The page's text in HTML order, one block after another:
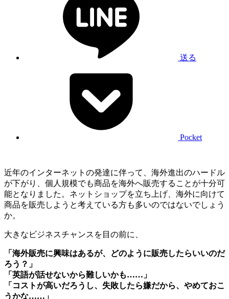
送る
Pocket
近年のインターネットの発達に伴って、海外進出のハードル
が下がり、個人規模でも商品を海外へ販売することが十分可
能となりました。ネットショップを立ち上げ、海外に向けて
商品を販売しようと考えている方も多いのではないでしょう
か。
大きなビジネスチャンスを目の前に、
「海外販売に興味はあるが、どのように販売したらいいのだ
ろう？」
「英語が話せないから難しいかも……」
「コストが高いだろうし、失敗したら嫌だから、やめておこ
うかな……」